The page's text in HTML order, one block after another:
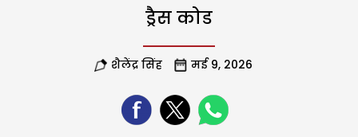
ड्रैस कोड
शैलेंद्र सिंह मई 9, 2026